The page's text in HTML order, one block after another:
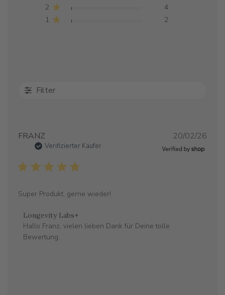
2
4
1
2
Filter
FRANZ
Verifizierter Käufer
Super Produkt, gerne wieder!
Kommentare
des
Store-
Longevity Labs+
Hallo Franz, vielen lieben Dank für Deine tolle
Bewertung.
20/02/26